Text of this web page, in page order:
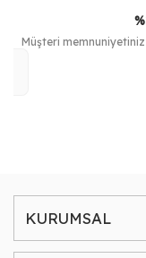
Müşteri
KURUMSAL